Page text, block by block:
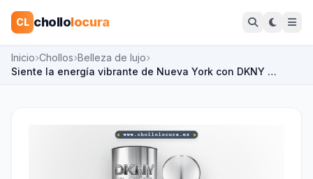
CL chollolocura
Inicio Chollos Belleza de lujo
Siente la energía vibrante de Nueva York con DKNY …